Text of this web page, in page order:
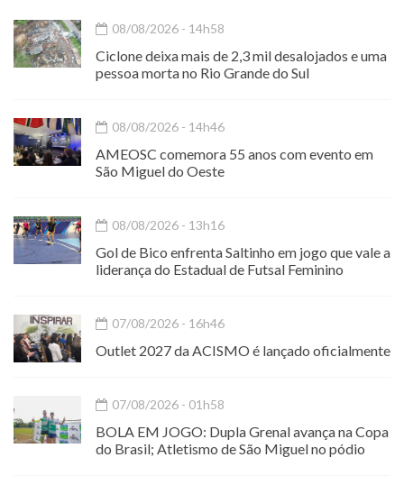
08/08/2026 - 14h58
Ciclone deixa mais de 2,3 mil desalojados e uma
pessoa morta no Rio Grande do Sul
08/08/2026 - 14h46
AMEOSC comemora 55 anos com evento em
São Miguel do Oeste
08/08/2026 - 13h16
Gol de Bico enfrenta Saltinho em jogo que vale a
liderança do Estadual de Futsal Feminino
07/08/2026 - 16h46
Outlet 2027 da ACISMO é lançado oficialmente
07/08/2026 - 01h58
BOLA EM JOGO: Dupla Grenal avança na Copa
do Brasil; Atletismo de São Miguel no pódio